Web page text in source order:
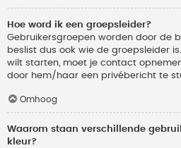
Hoe word ik een groepsleider?
Gebruikersgroepen worden door de
beslist dus ook wie de groepsleider
wilt starten, moet je contact
door hem/haar een privébericht te
Omhoog
Waarom staan verschillende
kleur?